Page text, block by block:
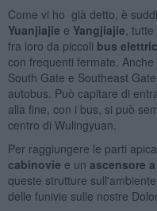
Come vi ho già detto, è
Yuanjiajie e Yangjiajie,
fra loro da piccoli bus
con frequenti fermate.
South Gate e Southeast
autobus. Può capitare di
alla fine, con i bus, si può
centro di Wulingyuan.
Per raggiungere le parti
cabinovie e un ascensore
queste strutture
delle funivie sulle nostre